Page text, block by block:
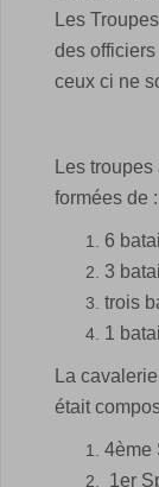
Les
des
ceux ci ne
Les
formées de :
6
3
trois
1
La
était
4ème
1er